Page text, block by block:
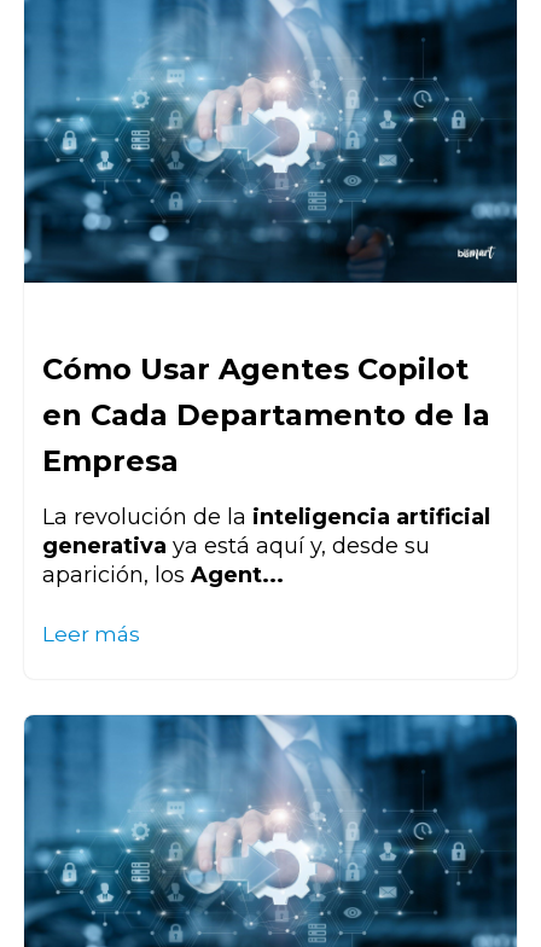
Cómo Usar Agentes Copilot
en Cada Departamento de la
Empresa
La revolución de la inteligencia artificial
generativa ya está aquí y, desde su
aparición, los Agent...
Leer más